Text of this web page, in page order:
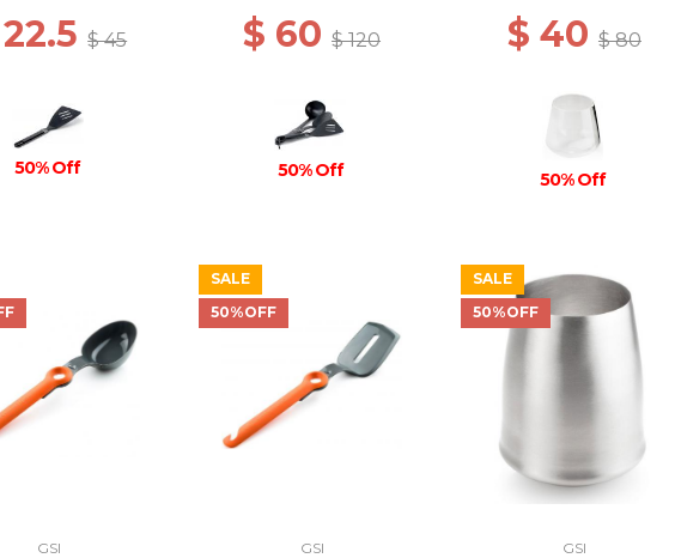
$ 45
50% Off
$ 60$ 120
50% Off
$ 40 $ 80
50% Off
GSI
SALE
50%OFF
GSI
SALE
50%OFF
GSI